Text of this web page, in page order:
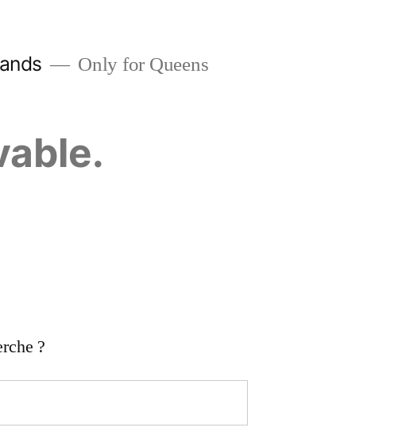
Only for Queens
?